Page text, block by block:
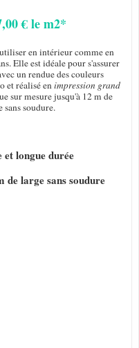
€ le m2*
en intérieur comme en
Elle est idéale pour s'assurer
un rendue des couleurs
et réalisé enimpression grand
sur mesure jusqu'à 12 m de
sans soudure.
et longue durée
de large sans soudure